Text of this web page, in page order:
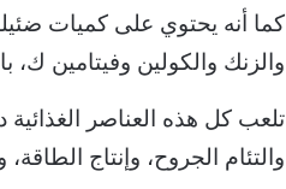
كما أنه يحتوي على كميات
والزنك والكولين وفيتامين ك،
تلعب كل هذه العناصر
والتئام الجروح، وإنتاج